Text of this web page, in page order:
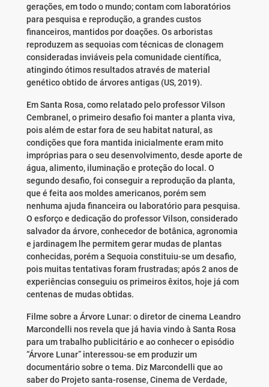
gerações, em todo o mundo; contam com laboratórios
para pesquisa e reprodução, a grandes custos
financeiros, mantidos por doações. Os arboristas
reproduzem as sequoias com técnicas de clonagem
consideradas inviáveis pela comunidade científica,
atingindo ótimos resultados através de material
genético obtido de árvores antigas (US, 2019).
Em Santa Rosa, como relatado pelo professor Vilson
Cembranel, o primeiro desafio foi manter a planta viva,
pois além de estar fora de seu habitat natural, as
condições que fora mantida inicialmente eram mito
impróprias para o seu desenvolvimento, desde aporte de
água, alimento, iluminação e proteção do local. O
segundo desafio, foi conseguir a reprodução da planta,
que é feita aos moldes americanos, porém sem
nenhuma ajuda financeira ou laboratório para pesquisa.
O esforço e dedicação do professor Vilson, considerado
salvador da árvore, conhecedor de botânica, agronomia
e jardinagem lhe permitem gerar mudas de plantas
conhecidas, porém a Sequoia constituiu-se um desafio,
pois muitas tentativas foram frustradas; após 2 anos de
experiências conseguiu os primeiros êxitos, hoje já com
centenas de mudas obtidas.
Filme sobre a Árvore Lunar: o diretor de cinema Leandro
Marcondelli nos revela que já havia vindo à Santa Rosa
para um trabalho publicitário e ao conhecer o episódio
“Árvore Lunar” interessou-se em produzir um
documentário sobre o tema. Diz Marcondelli que ao
saber do Projeto santa-rosense, Cinema de Verdade,